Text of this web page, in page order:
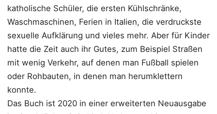
katholische Schüler, die ersten Kühlschränke,
Waschmaschinen, Ferien in Italien, die verdruckste
sexuelle Aufklärung und vieles mehr. Aber für Kinder
hatte die Zeit auch ihr Gutes, zum Beispiel Straßen
mit wenig Verkehr, auf denen man Fußball spielen
oder Rohbauten, in denen man herumklettern
konnte.
Das Buch ist 2020 in einer erweiterten Neuausgabe